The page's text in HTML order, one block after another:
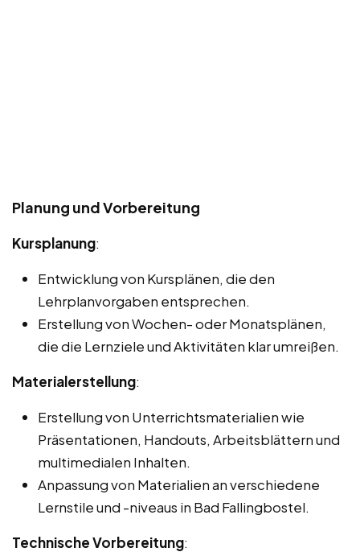
Planung und Vorbereitung
Kursplanung:
Entwicklung von Kursplänen, die den
Lehrplanvorgaben entsprechen.
Erstellung von Wochen- oder Monatsplänen,
die die Lernziele und Aktivitäten klar umreißen.
Materialerstellung:
Erstellung von Unterrichtsmaterialien wie
Präsentationen, Handouts, Arbeitsblättern und
multimedialen Inhalten.
Anpassung von Materialien an verschiedene
Lernstile und -niveaus in Bad Fallingbostel.
Technische Vorbereitung: